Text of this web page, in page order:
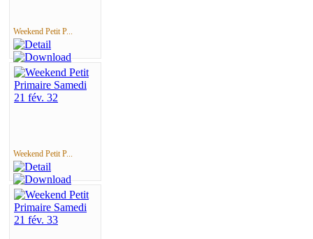
Weekend Petit P...
Weekend Petit P...